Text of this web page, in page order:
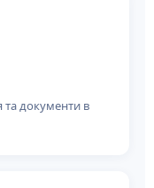
та документи в